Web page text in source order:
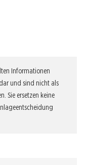
Informationen
und sind nicht als
Sie ersetzen keine